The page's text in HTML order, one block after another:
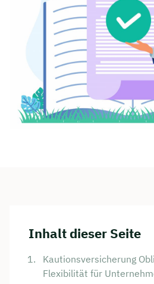
Inhalt dieser Seite
Kautionsversicherung
Flexibilität für